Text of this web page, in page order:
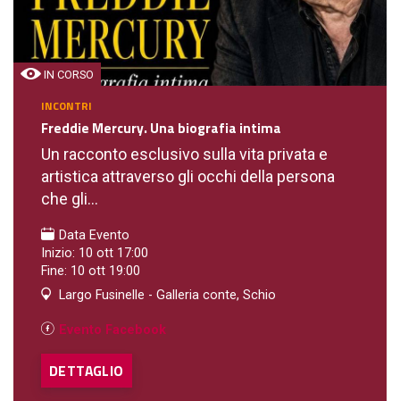
IN CORSO
INCONTRI
Freddie Mercury. Una biografia intima
Un racconto esclusivo sulla vita privata e
artistica attraverso gli occhi della persona
che gli...
Data Evento
Inizio: 10 ott 17:00
Fine: 10 ott 19:00
Largo Fusinelle - Galleria conte, Schio
Evento Facebook
DETTAGLIO